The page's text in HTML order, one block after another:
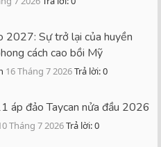
2027: Sự trở lại của huyền
cách cao bồi Mỹ
16 Tháng 7 2026Trả lời: 0
áp đảo Taycan nửa đầu 2026
Tháng 7 2026Trả lời: 0